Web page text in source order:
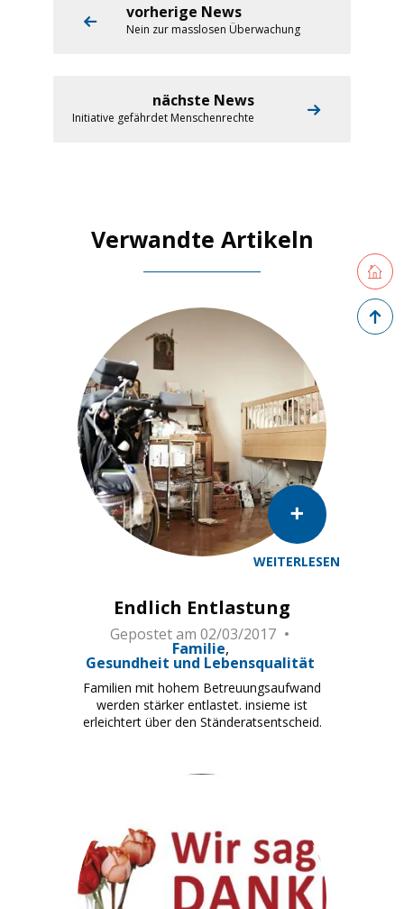
vorherige News
Nein zur masslosen Überwachung
nächste News
Initiative gefährdet Menschenrechte
Verwandte Artikeln
WEITERLESEN
Endlich Entlastung
Gepostet am 02/03/2017
Familie
Gesundheit und Lebensqualität
Familien mit hohem Betreuungsaufwand
werden stärker entlastet. insieme ist
erleichtert über den Ständeratsentscheid.
Zurück